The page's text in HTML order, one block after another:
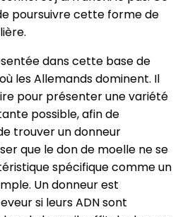
poursuivre cette forme de
dans cette base de
les Allemands dominent. Il
pour présenter une variété
possible, afin de
trouver un donneur
que le don de moelle ne se
spécifique comme un
Un donneur est
si leurs ADN sont